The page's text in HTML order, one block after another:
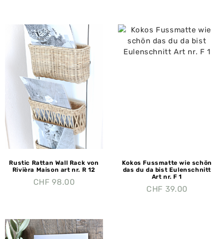
Rustic Rattan Wall Rack von
Rivièra Maison art nr. R 12
CHF 98.00
Kokos Fussmatte wie schön
das du da bist Eulenschnitt
Art nr. F 1
CHF 39.00